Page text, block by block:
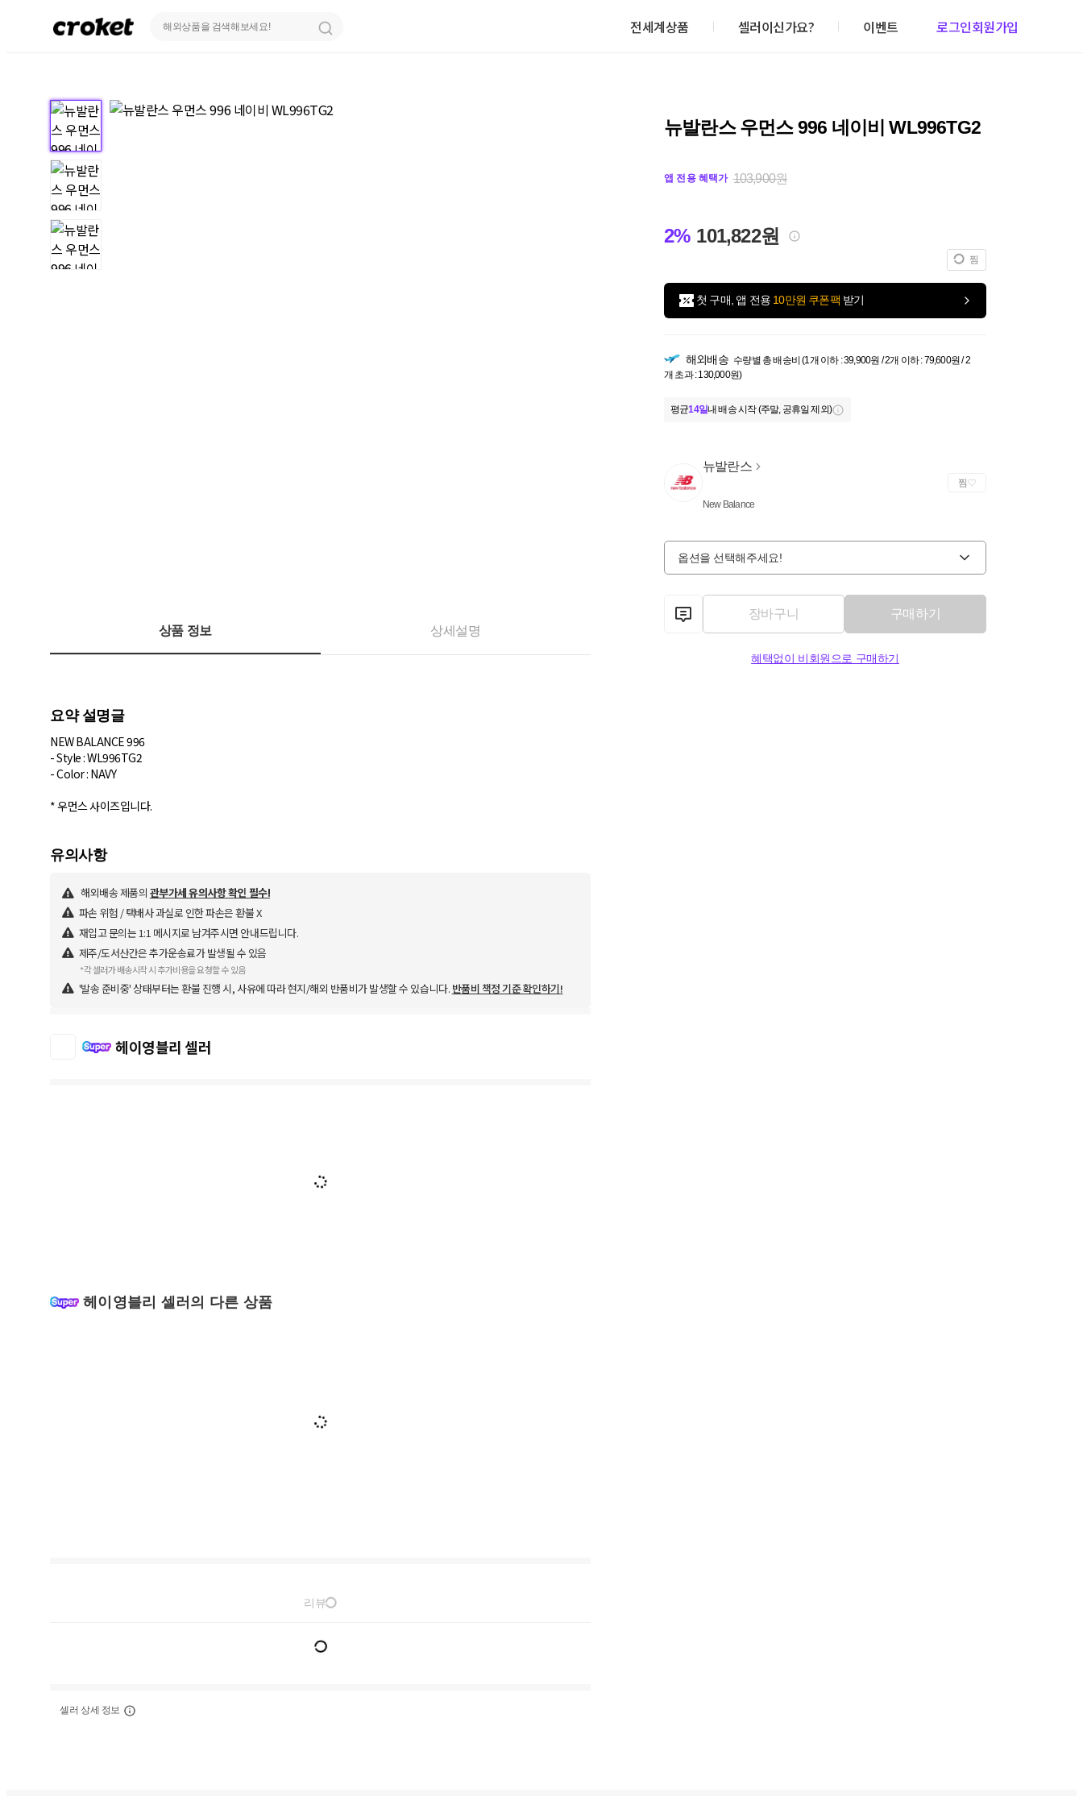
전세계상품 셀러이신가요? 이벤트 로그인회원가입
뉴발란스 우먼스 996 네이비 WL996TG2
앱 전용 혜택가 103,900원
2% 101,822원
찜
첫 구매, 앱 전용 10만원 쿠폰팩 받기
해외배송 수량별 총 배송비 (1개 이하 : 39,900원 / 2개 이하 : 79,600원 / 2
개 초과 : 130,000원)
평균14일내 배송 시작 (주말, 공휴일 제외)
뉴발란스
New Balance
찜
옵션을 선택해주세요!
장바구니 구매하기
혜택없이 비회원으로 구매하기
상품 정보 상세설명
요약 설명글
NEW BALANCE 996
- Style : WL996TG2
- Color : NAVY
* 우먼스 사이즈입니다.
유의사항
해외배송 제품의 관부가세 유의사항 확인 필수!
파손 위험 / 택배사 과실로 인한 파손은 환불 X
재입고 문의는 1:1 메시지로 남겨주시면 안내드립니다.
제주/도서산간은 추가운송료가 발생될 수 있음
*각 셀러가 배송시작 시 추가비용을 요청할 수 있음
'발송 준비중' 상태부터는 환불 진행 시, 사유에 따라 현지/해외 반품비가 발생할 수 있습니다. 반품비 책정 기준 확인하기!
헤이영블리 셀러
헤이영블리 셀러의 다른 상품
리뷰
셀러 상세 정보